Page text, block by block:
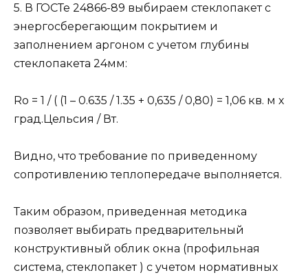
5. В ГОСТе 24866-89 выбираем стеклопакет с
энергосберегающим покрытием и
заполнением аргоном с учетом глубины
стеклопакета 24мм:
Ro = 1 / ( (1 – 0.635 / 1.35 + 0,635 / 0,80) = 1,06 кв. м х
град.Цельсия / Вт.
Видно, что требование по приведенному
сопротивлению теплопередаче выполняется.
Таким образом, приведенная методика
позволяет выбирать предварительный
конструктивный облик окна (профильная
система, стеклопакет ) с учетом нормативных